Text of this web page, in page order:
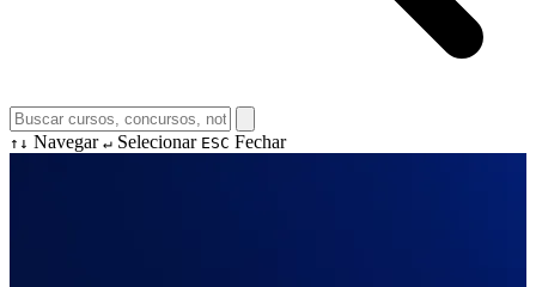
↑↓ Navegar ↵ Selecionar ESC Fechar